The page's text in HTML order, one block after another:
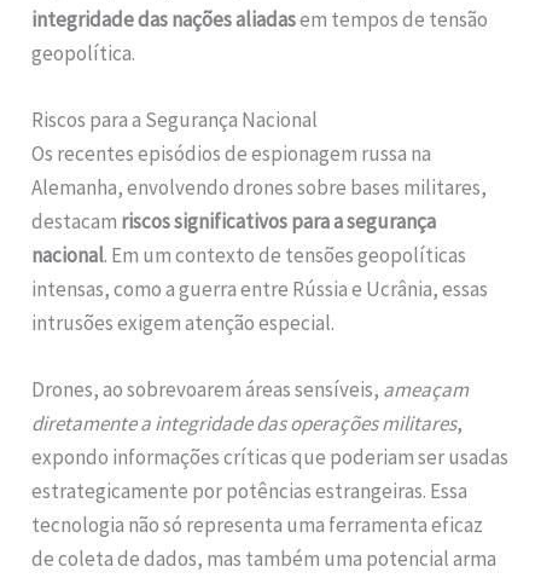
integridade das nações aliadasem tempos de tensão
geopolítica.
Riscos para a Segurança Nacional
Os recentes episódios de espionagem russa na
Alemanha, envolvendo drones sobre bases militares,
destacam riscos significativos para a segurança
nacional. Em um contexto de tensões geopolíticas
intensas, como a guerra entre Rússia e Ucrânia, essas
intrusões exigem atenção especial.
Drones, ao sobrevoarem áreas sensíveis, ameaçam
diretamente a integridade das operações militares,
expondo informações críticas que poderiam ser usadas
estrategicamente por potências estrangeiras. Essa
tecnologia não só representa uma ferramenta eficaz
de coleta de dados, mas também uma potencial arma